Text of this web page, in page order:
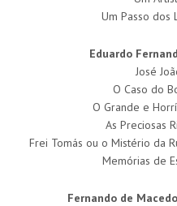
Um Passo dos
Eduardo
José
O Caso do
O Grande e
As Preciosas
Frei Tomás ou o Mistério da
Memórias de
Fernando de